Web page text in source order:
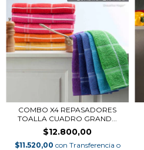
COMBO X4 REPASADORES
TOALLA CUADRO GRAND...
$12.800,00
$11.520,00 con Transferencia o